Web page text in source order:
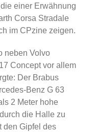
einer Erwähnung
Corsa Stradale
im CPzine zeigen.
neben Volvo
Concept vor allem
Der Brabus
Benz G 63
2 Meter hohe
die Halle zu
den Gipfel des